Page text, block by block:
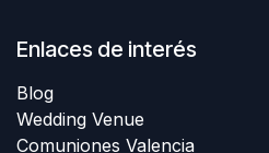
Enlaces de interés
Blog
Wedding Venue
Comuniones Valencia